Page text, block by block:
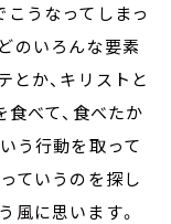
こうなってしまっ
のいろんな要素
とか、キリストと
食べて、食べたか
う行動を取って
ていうのを探し
風に思います。